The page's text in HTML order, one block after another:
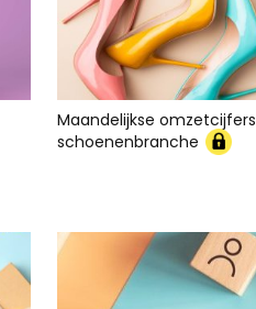
Maandelijkse omzetcijfers
schoenenbranche